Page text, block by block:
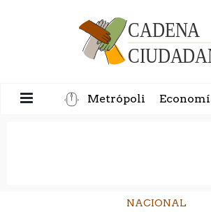
Metrópoli
NACIONAL